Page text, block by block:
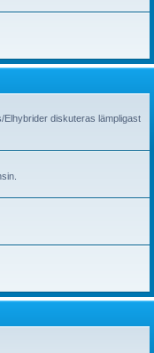
Elhybrider diskuteras lämpligast